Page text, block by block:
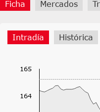
Ficha Mercados
Intradía Histórica
164
165